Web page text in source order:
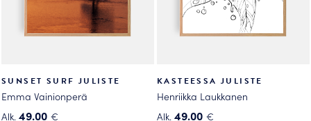
SUNSET SURF JULISTE
Emma Vainionperä
Alk. 49.00 €
KASTEESSA JULISTE
Henriikka Laukkanen
Alk. 49.00 €